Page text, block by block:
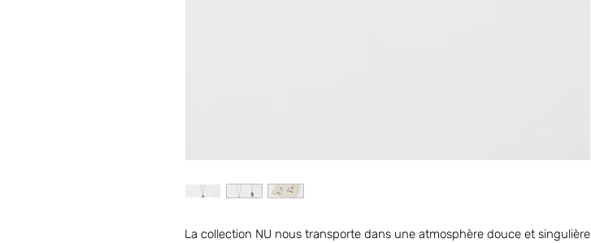
La collection NU nous transporte dans une atmosphère douce et singulière